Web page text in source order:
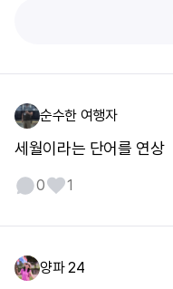
순수한 여행자
세월이라는 단어를 연상
0 1
양파 24